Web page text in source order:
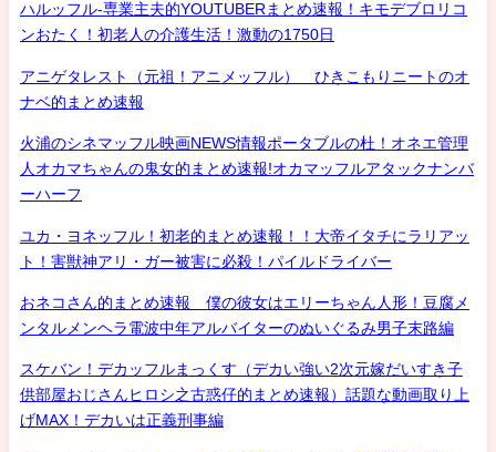
ハルッフル-専業主夫的YOUTUBERまとめ速報！キモデブロリコ
ンおたく！初老人の介護生活！激動の1750日
アニゲタレスト（元祖！アニメッフル） ひきこもりニートのオ
ナベ的まとめ速報
火浦のシネマッフル映画NEWS情報ポータブルの杜！オネエ管理
人オカマちゃんの鬼女的まとめ速報!オカマッフルアタックナンバ
ーハーフ
ユカ・ヨネッフル！初老的まとめ速報！！大帝イタチにラリアッ
ト！害獣神アリ・ガー被害に必殺！パイルドライバー
おネコさん的まとめ速報 僕の彼女はエリーちゃん人形！豆腐メ
ンタルメンヘラ電波中年アルバイターのぬいぐるみ男子末路編
スケバン！デカッフルまっくす（デカい強い2次元嫁だいすき子
供部屋おじさんヒロシ之古惑仔的まとめ速報）話題な動画取り上
げMAX！デカいは正義刑事編